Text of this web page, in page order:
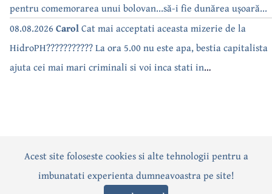
pentru comemorarea unui bolovan...să-i fie dunărea ușoară...
08.08.2026 CarolCat mai acceptati aceasta mizerie de la
HidroPH??????????? La ora 5.00 nu este apa, bestia capitalista
ajuta cei mai mari criminali si voi inca stati in
ActualitatePoliticăSocialEvenimentInterviuri
Editorial Sport Anunțuri
Acest site foloseste cookies si alte tehnologii pentru a
imbunatati experienta dumneavoastra pe site!